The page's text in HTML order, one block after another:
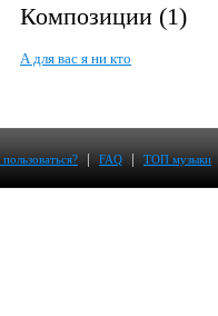
Композиции (1)
А для вас я ни кто
| FAQ | ТОП музыки